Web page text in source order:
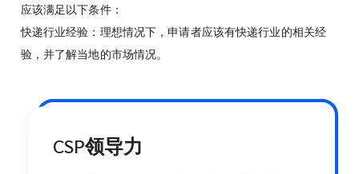
应该满足以下条件：
快递行业经验：理想情况下，申请者应该有快递行业的相关经
验，并了解当地的市场情况。
CSP领导力